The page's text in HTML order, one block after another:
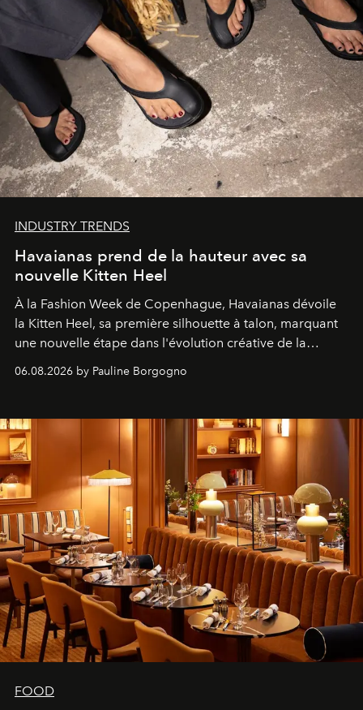
INDUSTRY TRENDS
Havaianas prend de la hauteur avec sa
nouvelle Kitten Heel
À la Fashion Week de Copenhague, Havaianas dévoile
la Kitten Heel, sa première silhouette à talon, marquant
une nouvelle étape dans l'évolution créative de la
06.08.2026 by Pauline Borgogno
FOOD